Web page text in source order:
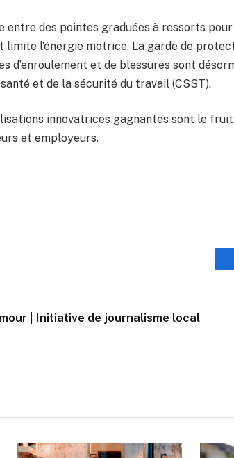
entre des pointes graduées à ressorts
l’énergie motrice. La garde de
d’enroulement et de blessures sont
et de la sécurité du travail (CSST).
innovatrices gagnantes sont le fruit
et employeurs.
| Initiative de journalisme local